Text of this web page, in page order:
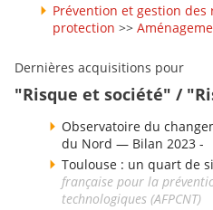
Prévention et gestion des
protection >>
Dernières acquisitions pour
"Risque et société" /
Observatoire du
du Nord — Bilan 2023 -
Toulouse : un quart de
française pour la
technologiques (AFPCNT)